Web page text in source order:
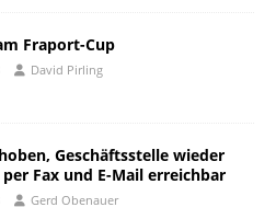
Fraport-Cup
David Pirling
Geschäftsstelle wieder
Fax und E-Mail erreichbar
Gerd Obenauer